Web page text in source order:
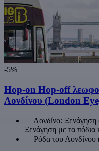
-5%
Hop-on Hop-off
Λονδίνου (London
Λονδίνο:
Ξενάγηση με τα πόδια
Ρόδα του Λονδίνου